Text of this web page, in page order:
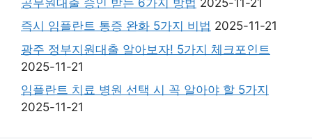
즉시 임플란트 통증 완화 5가지 비법 2025-11-21
광주 정부지원대출 알아보자! 5가지 체크포인트
2025-11-21
임플란트 치료 병원 선택 시 꼭 알아야 할 5가지
2025-11-21